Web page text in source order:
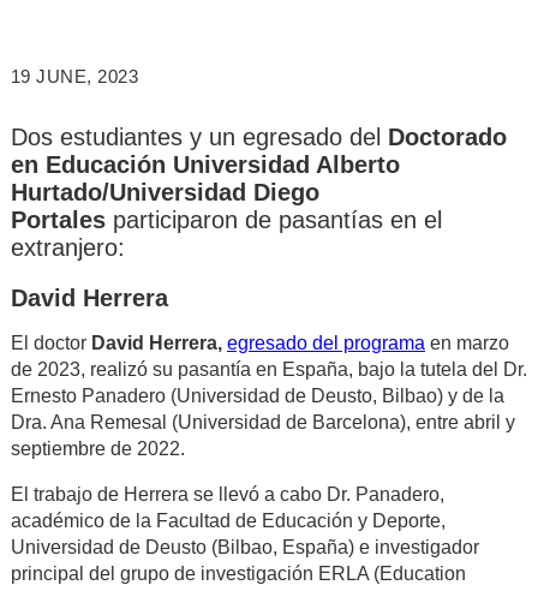
19 JUNE, 2023
Dos estudiantes y un egresado del Doctorado
en Educación Universidad Alberto
Hurtado/Universidad Diego
Portalesparticiparon de pasantías en el
extranjero:
David Herrera
El doctor David Herrera, egresado del programa en marzo
de 2023, realizó su pasantía en España, bajo la tutela del Dr.
Ernesto Panadero (Universidad de Deusto, Bilbao) y de la
Dra. Ana Remesal (Universidad de Barcelona), entre abril y
septiembre de 2022.
El trabajo de Herrera se llevó a cabo Dr. Panadero,
académico de la Facultad de Educación y Deporte,
Universidad de Deusto (Bilbao, España) e investigador
principal del grupo de investigación ERLA (Education